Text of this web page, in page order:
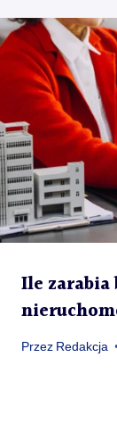
Ile
Przez Redakcja